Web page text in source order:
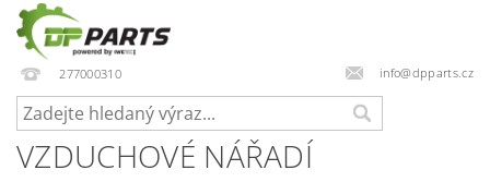
277000310 info@dpparts.cz
VZDUCHOVÉ NÁŘADÍ